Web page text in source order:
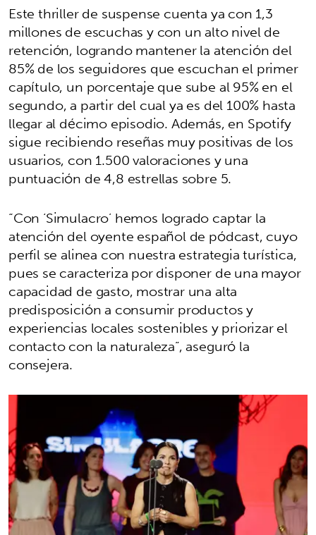
Este thriller de suspense cuenta ya con 1,3
millones de escuchas y con un alto nivel de
retención, logrando mantener la atención del
85% de los seguidores que escuchan el primer
capítulo, un porcentaje que sube al 95% en el
segundo, a partir del cual ya es del 100% hasta
llegar al décimo episodio. Además, en Spotify
sigue recibiendo reseñas muy positivas de los
usuarios, con 1.500 valoraciones y una
puntuación de 4,8 estrellas sobre 5.
“Con ‘Simulacro’ hemos logrado captar la
atención del oyente español de pódcast, cuyo
perfil se alinea con nuestra estrategia turística,
pues se caracteriza por disponer de una mayor
capacidad de gasto, mostrar una alta
predisposición a consumir productos y
experiencias locales sostenibles y priorizar el
contacto con la naturaleza”, aseguró la
consejera.